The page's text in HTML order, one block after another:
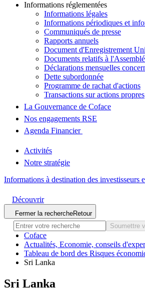
Informations réglementées
Informations légales
Informations périodiques et
Communiqués de presse
Rapports annuels
Document d'Enregistrement
Documents relatifs à
Déclarations mensuelles
Dette subordonnée
Programme de rachat d'actions
Transactions sur actions propres
La Gouvernance de Coface
Nos engagements RSE
Agenda Financier
Activités
Notre stratégie
Informations à destination des investisseurs
Découvrir
Fermer la rechercheRetour
Soumettre
Coface
Actualités, Economie, conseils
Tableau de bord des Risques
Sri Lanka
Sri Lanka